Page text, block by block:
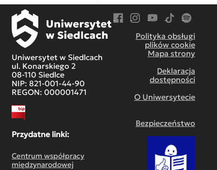
Uniwersytet w Siedlcach
ul. Konarskiego 2
08-110 Siedlce
NIP: 821-001-44-90
REGON: 000001471
Przydatne linki:
Centrum współpracy
międzynarodowej
Polityka obsługi
plików cookie
Mapa strony
Deklaracja
dostępności
O Uniwersytecie
Bezpieczeństwo